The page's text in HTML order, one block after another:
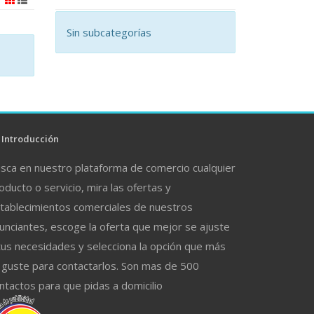
Sin subcategorías
en nuestro plataforma de comercio cualquier
o servicio, mira las ofertas y
comerciales de nuestros
escoge la oferta que mejor se ajuste
necesidades y selecciona la opción que más
para contactarlos. Son mas de 500
para que pidas a domicilio